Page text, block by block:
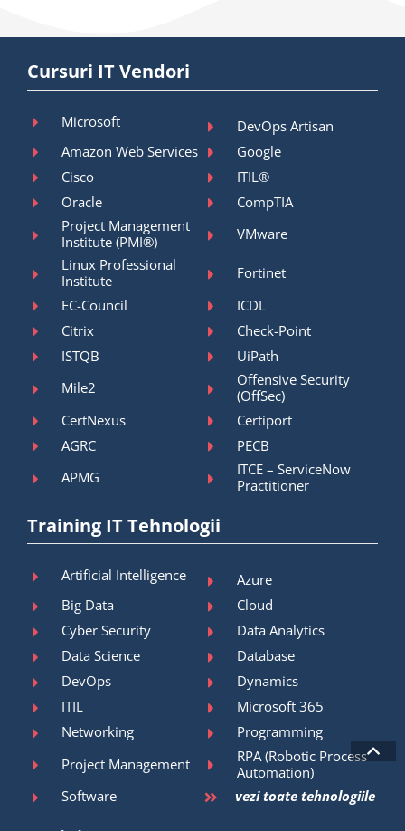
Cursuri IT Vendori
Microsoft
DevOps Artisan
Amazon Web Services
Google
Cisco
ITIL®
Oracle
CompTIA
Project Management
Institute (PMI®)
VMware
Linux Professional
Institute
Fortinet
EC-Council
ICDL
Citrix
Check-Point
ISTQB
UiPath
Mile2
Offensive Security
(OffSec)
CertNexus
Certiport
AGRC
PECB
APMG
ITCE – ServiceNow
Practitioner
Training IT Tehnologii
Artificial Intelligence
Azure
Big Data
Cloud
Cyber Security
Data Analytics
Data Science
Database
DevOps
Dynamics
ITIL
Microsoft 365
Networking
Programming
Project Management
RPA (Robotic Process
Automation)
Software
vezi toate tehnologiile